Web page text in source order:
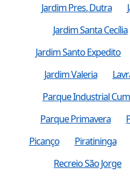
Jardim Pres. Dutra
Jardim Santa Cecília
Jardim Santo Expedito
Jardim Valeria
Parque Industrial
Parque Primavera
Picanço
Piratininga
Recreio São Jorge